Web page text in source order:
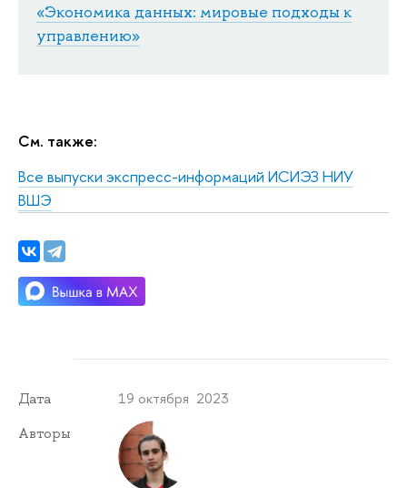
«Экономика данных: мировые подходы к
управлению»
См. также:
Все выпуски экспресс-информаций ИСИЭЗ НИУ
ВШЭ
Дата 19 октября 2023
Авторы